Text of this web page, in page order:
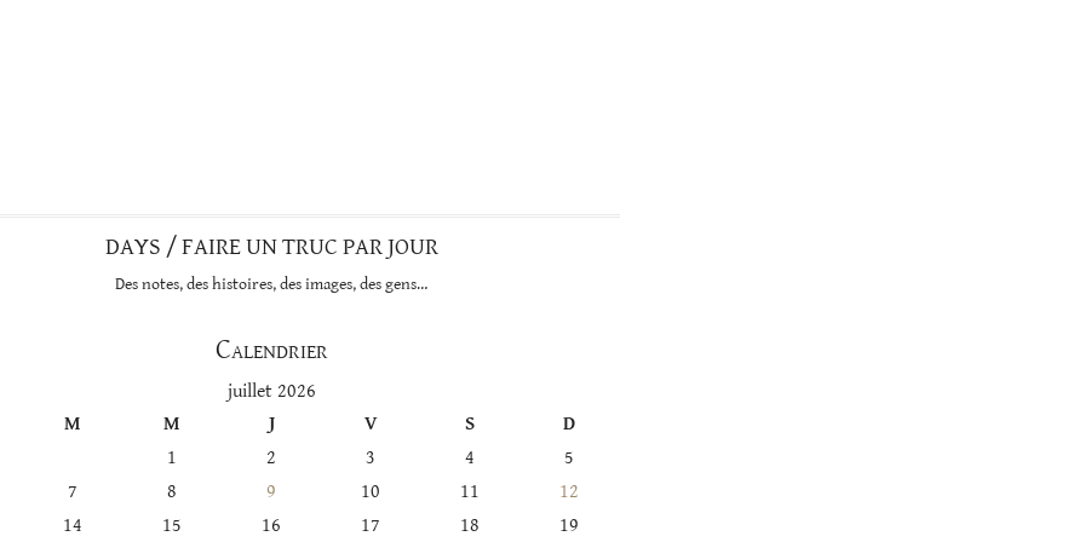
DAYS / FAIRE UN TRUC PAR JOUR
Des notes, des histoires, des images, des gens…
Calendrier
juillet 2026
M M J V S
D
1
2 3 4
5
7 8 9 10 11
12
14 15 16 17 18 19